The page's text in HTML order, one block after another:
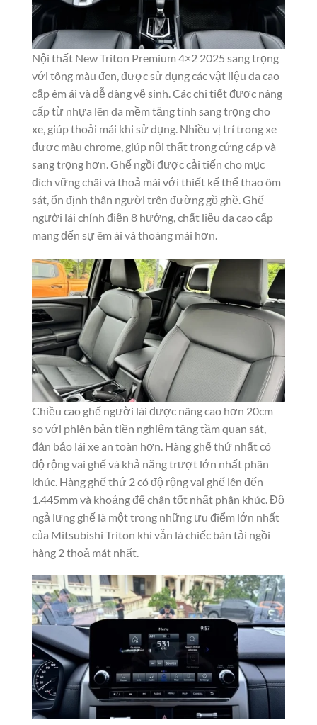
Nội thất New Triton Premium 4×2 2025 sang trọng
với tông màu đen, được sử dụng các vật liệu da cao
cấp êm ái và dễ dàng vệ sinh. Các chi tiết được nâng
cấp từ nhựa lên da mềm tăng tính sang trọng cho
xe, giúp thoải mái khi sử dụng. Nhiều vị trí trong xe
được màu chrome, giúp nội thất trong cứng cáp và
sang trọng hơn. Ghế ngồi được cải tiến cho mục
đích vững chãi và thoả mái với thiết kế thể thao ôm
sát, ổn định thân người trên đường gồ ghề. Ghế
người lái chỉnh điện 8 hướng, chất liệu da cao cấp
mang đến sự êm ái và thoáng mái hơn.
Chiều cao ghế người lái được nâng cao hơn 20cm
so với phiên bản tiền nghiệm tăng tầm quan sát,
đản bảo lái xe an toàn hơn. Hàng ghế thứ nhất có
độ rộng vai ghế và khả năng trượt lớn nhất phân
khúc. Hàng ghế thứ 2 có độ rộng vai ghế lên đến
1.445mm và khoảng để chân tốt nhất phân khúc. Độ
ngả lưng ghế là một trong những ưu điểm lớn nhất
của Mitsubishi Triton khi vẫn là chiếc bán tải ngồi
hàng 2 thoả mát nhất.